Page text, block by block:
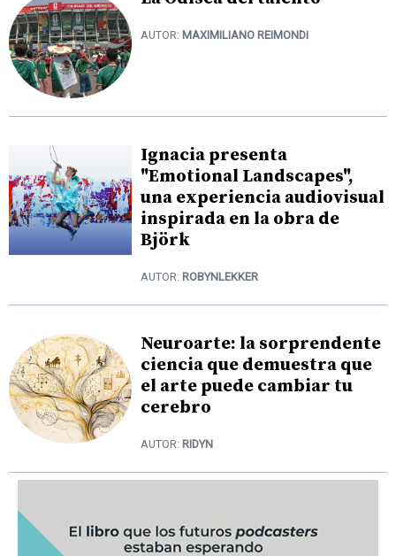
AUTOR: MAXIMILIANO REIMONDI
Ignacia presenta
"Emotional Landscapes",
una experiencia audiovisual
inspirada en la obra de
Björk
AUTOR: ROBYNLEKKER
Neuroarte: la sorprendente
ciencia que demuestra que
el arte puede cambiar tu
cerebro
AUTOR: RIDYN